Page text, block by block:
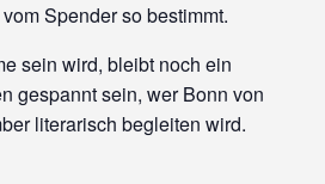
Spender so bestimmt.
sein wird, bleibt noch ein
gespannt sein, wer Bonn von
literarisch begleiten wird.